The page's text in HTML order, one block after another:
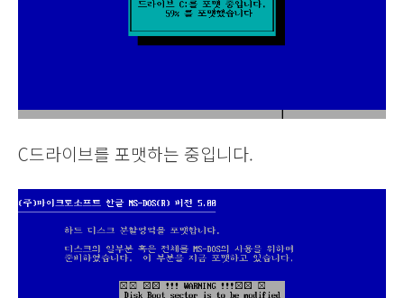
C드라이브를 포맷하는 중입니다.